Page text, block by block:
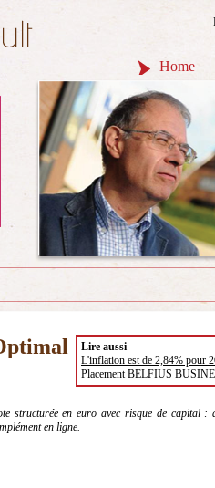
Home
Lire aussi
L'inflation est de 2,84% pour
Placement BELFIUS
structurée en euro avec risque de capital :
en ligne.